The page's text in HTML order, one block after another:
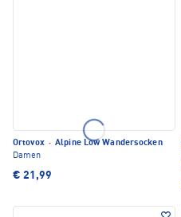
Ortovox · Alpine Low Wandersocken
Damen
€ 21,99